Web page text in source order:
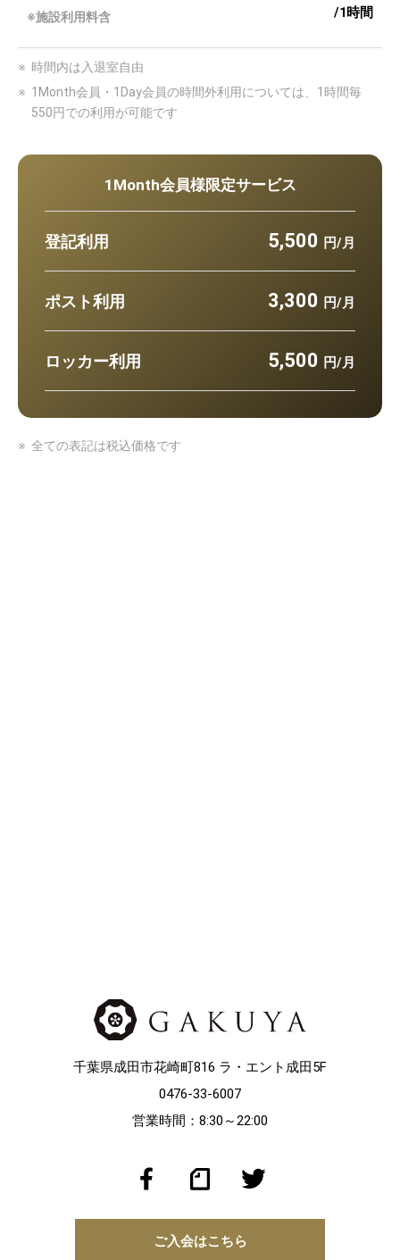
※施設利用料含
/1時間
時間内は入退室自由
1Month会員・1Day会員の時間外利用については、1時間毎
550円での利用が可能です
1Month会員様限定サービス
登記利用 5,500 円/月
ポスト利用 3,300 円/月
ロッカー利用 5,500 円/月
全ての表記は税込価格です
千葉県成田市花崎町816 ラ・エント成田5F
0476-33-6007
営業時間：8:30～22:00
ご入会はこちら